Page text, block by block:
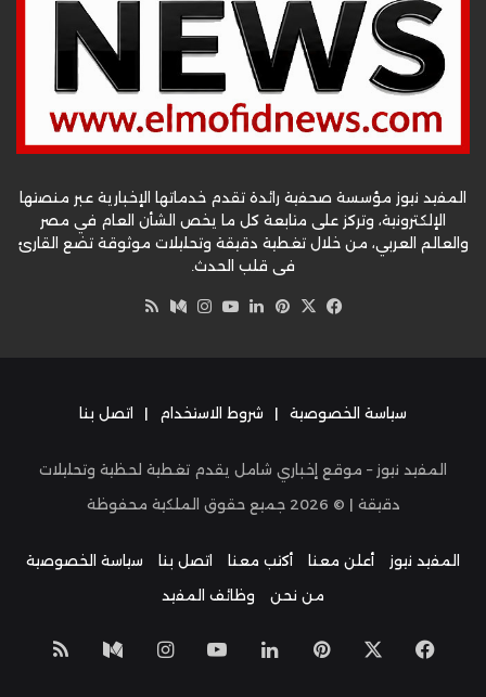
المفيد نيوز مؤسسة صحفية رائدة تقدم خدماتها الإخبارية عبر منصتها
الإلكترونية، وتركز على متابعة كل ما يخص الشأن العام في مصر
والعالم العربي، من خلال تغطية دقيقة وتحليلات موثوقة تضع القارئ
في قلب الحدث.
فيسبوك
‫X بينتيريست
لينكدإن‫YouTube
انستقرام
وسط
سياسة الخصوصية | شروط الاستخدام | اتصل بنا
المفيد نيوز – موقع إخباري شامل يقدم تغطية لحظية وتحليلات
دقيقة | © 2026 جميع حقوق الملكية محفوظة
المفيد نيوز أعلن معنا أكتب معنا اتصل بنا
سياسة الخصوصية
من نحن
وظائف المفيد
فيسبوك بينتيريست
لينكدإن‫YouTube
انستقراموسط